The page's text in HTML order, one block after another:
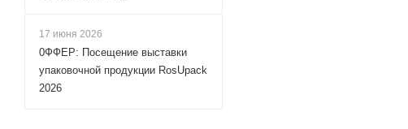
17 июня 2026
0ФФЕР: Посещение выставки
упаковочной продукции RosUpack
2026